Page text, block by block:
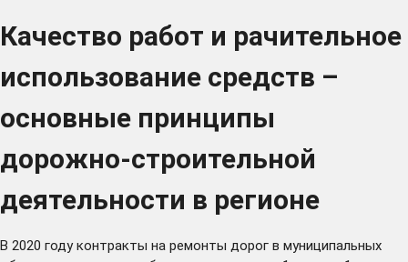
Качество работ и рачительное
использование средств –
основные принципы
дорожно-строительной
деятельности в регионе
В 2020 году контракты на ремонты дорог в муниципальных